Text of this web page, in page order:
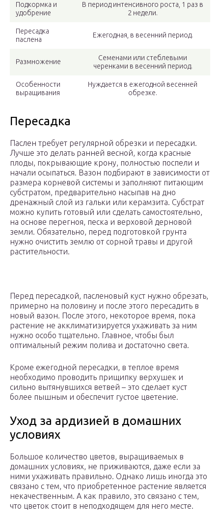
Подкормка и
удобрение
В период интенсивного роста, 1 раз в
2 недели.
Пересадка
паслена
Ежегодная, в весенний период.
Размножение
Семенами или стеблевыми
черенками в весенний период.
Особенности
выращивания
Нуждается в ежегодной весенней
обрезке.
Пересадка
Паслен требует регулярной обрезки и пересадки.
Лучше это делать ранней весной, когда красные
плоды, покрывающие крону, полностью поспели и
начали осыпаться. Вазон подбирают в зависимости от
размера корневой системы и заполняют питающим
субстратом, предварительно насыпав на дно
дренажный слой из гальки или керамзита. Субстрат
можно купить готовый или сделать самостоятельно,
на основе перегноя, песка и верховой дерновой
земли. Обязательно, перед подготовкой грунта
нужно очистить землю от сорной травы и другой
растительности.
Перед пересадкой, пасленовый куст нужно обрезать,
примерно на половину и после этого пересадить в
новый вазон. После этого, некоторое время, пока
растение не акклиматизируется ухаживать за ним
нужно особо тщательно. Главное, чтобы был
оптимальный режим полива и достаточно света.
Кроме ежегодной пересадки, в теплое время
необходимо проводить прищипку верхушек и
сильно вытянувшихся ветвей – это сделает куст
более пышным и обеспечит густое цветение.
Уход за ардизией в домашних
условиях
Большое количество цветов, выращиваемых в
домашних условиях, не приживаются, даже если за
ними ухаживать правильно. Однако лишь иногда это
связано с тем, что приобретенное растение является
некачественным. А как правило, это связано с тем,
что цветок стоит в неподходящем для него месте.